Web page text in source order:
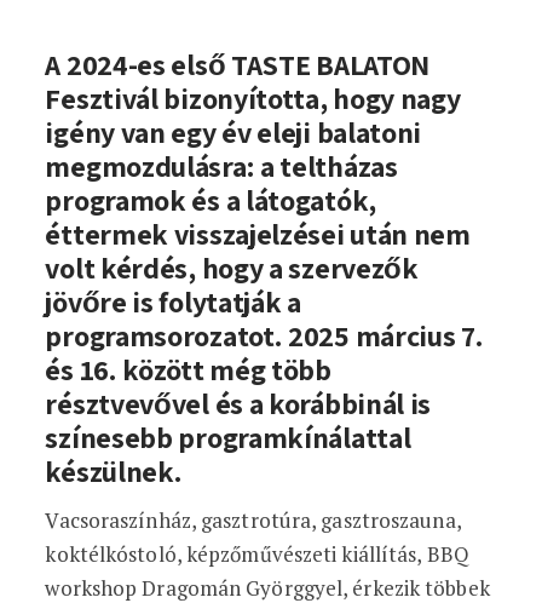
10 nap gasztro a Balaton körül – 2025-
A 2024-es első TASTE BALATON
Fesztivál bizonyította, hogy nagy
igény van egy év eleji balatoni
megmozdulásra: a teltházas
programok és a látogatók,
éttermek visszajelzései után nem
volt kérdés, hogy a szervezők
jövőre is folytatják a
programsorozatot. 2025 március 7.
és 16. között még több
résztvevővel és a korábbinál is
színesebb programkínálattal
készülnek.
Vacsoraszínház, gasztrotúra, gasztroszauna,
koktélkóstoló, képzőművészeti kiállítás, BBQ
workshop Dragomán Györggyel, érkezik többek